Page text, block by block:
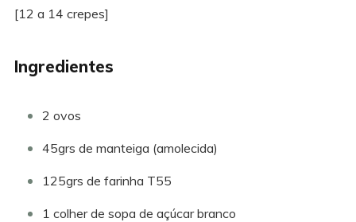
[12 a 14 crepes]
Ingredientes
2 ovos
45grs de manteiga (amolecida)
125grs de farinha T55
1 colher de sopa de açúcar branco